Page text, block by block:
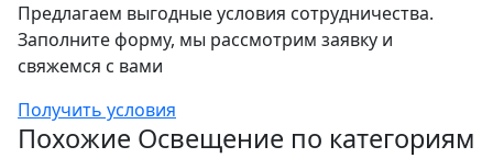
Предлагаем выгодные условия сотрудничества.
Заполните форму, мы рассмотрим заявку и
свяжемся с вами
Получить условия
Похожие Освещение по категориям